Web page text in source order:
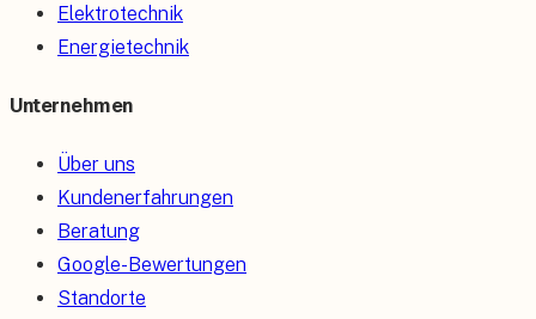
Elektrotechnik
Energietechnik
Unternehmen
Über uns
Kundenerfahrungen
Beratung
Google-Bewertungen
Standorte